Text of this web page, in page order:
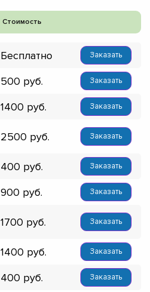
Стоимость
Бесплатно Заказать
500 Заказать
1400 Заказать
2500 Заказать
400 Заказать
900 Заказать
1700 Заказать
1400 Заказать
400 Заказать